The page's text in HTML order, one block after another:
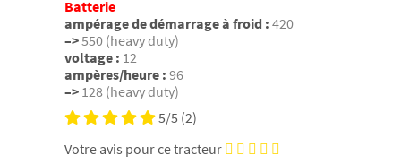
Batterie
ampérage de démarrage à froid : 420
–>550 (heavy duty)
voltage : 12
ampères/heure : 96
–> 128 (heavy duty)
5/5 (2)
Votre avis pour ce tracteur